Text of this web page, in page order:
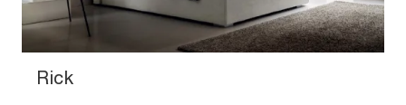
Rick